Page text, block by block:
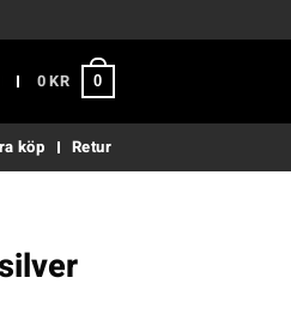
0KR 0
köp Retur